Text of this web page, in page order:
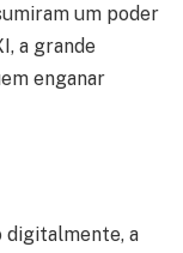
um poder
a grande
enganar
digitalmente, a